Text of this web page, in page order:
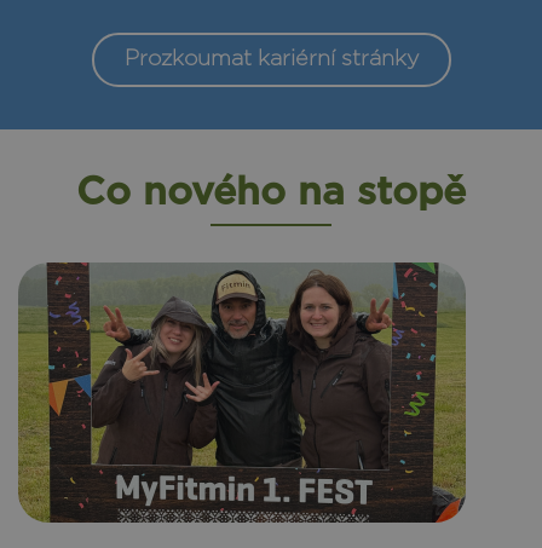
Prozkoumat kariérní stránky
Co nového na stopě